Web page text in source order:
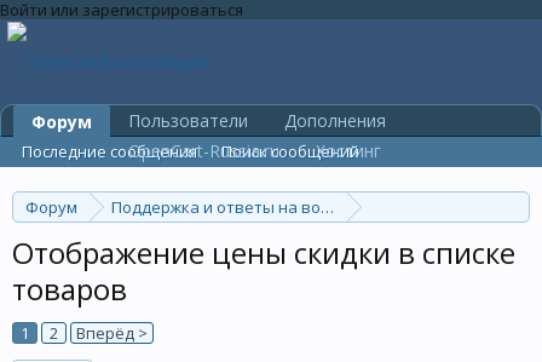
Войти или зарегистрироваться
Форум
Поддержка и ответы на вопросы
Общие вопросы
Отображение цены скидки в списке
товаров
1 2 Вперёд >
Форум
Последние сообщения Поиск сообщений
Пользователи
Дополнения
OpenCart-Russia.ru
Хостинг